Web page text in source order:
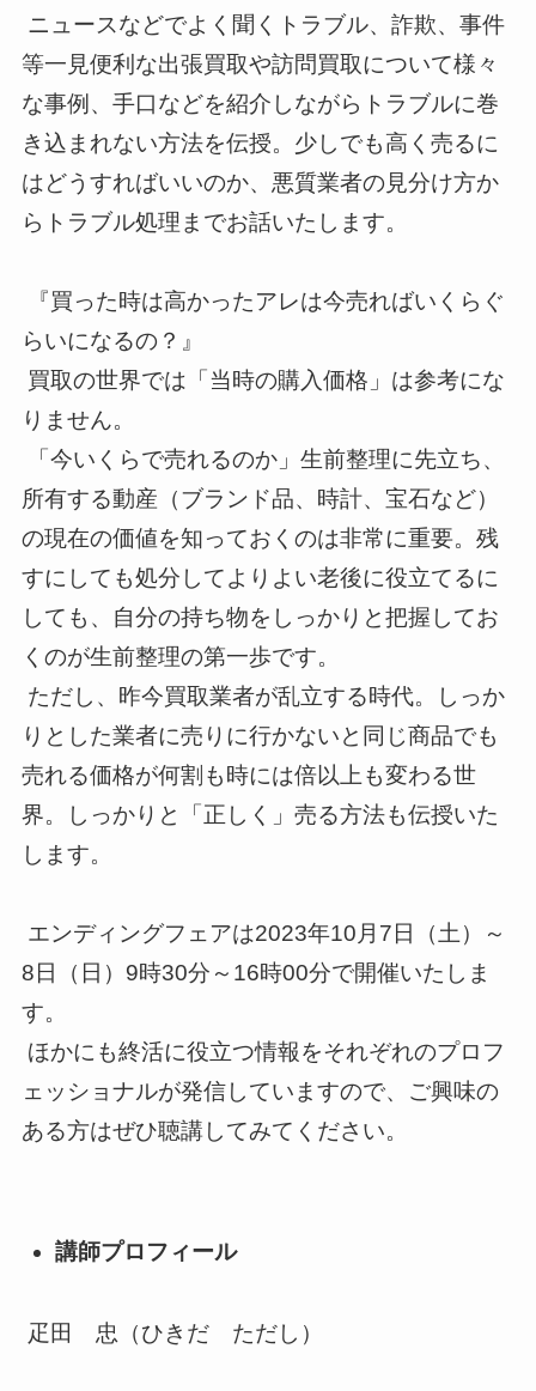
ニュースなどでよく聞くトラブル、詐欺、事件
等一見便利な出張買取や訪問買取について様々
な事例、手口などを紹介しながらトラブルに巻
き込まれない方法を伝授。少しでも高く売るに
はどうすればいいのか、悪質業者の見分け方か
らトラブル処理までお話いたします。
『買った時は高かったアレは今売ればいくらぐ
らいになるの？』
買取の世界では「当時の購入価格」は参考にな
りません。
「今いくらで売れるのか」生前整理に先立ち、
所有する動産（ブランド品、時計、宝石など）
の現在の価値を知っておくのは非常に重要。残
すにしても処分してよりよい老後に役立てるに
しても、自分の持ち物をしっかりと把握してお
くのが生前整理の第一歩です。
ただし、昨今買取業者が乱立する時代。しっか
りとした業者に売りに行かないと同じ商品でも
売れる価格が何割も時には倍以上も変わる世
界。しっかりと「正しく」売る方法も伝授いた
します。
エンディングフェアは2023年10月7日（土）～
8日（日）9時30分～16時00分で開催いたしま
す。
ほかにも終活に役立つ情報をそれぞれのプロフ
ェッショナルが発信していますので、ご興味の
ある方はぜひ聴講してみてください。
講師プロフィール
疋田 忠（ひきだ ただし）